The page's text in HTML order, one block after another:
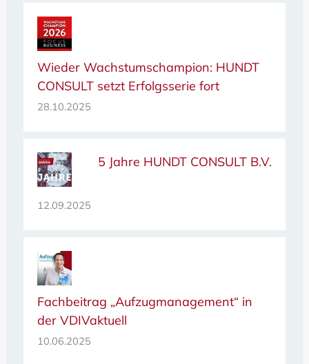
Wieder Wachstumschampion: HUNDT
CONSULT setzt Erfolgsserie fort
28.10.2025
5 Jahre HUNDT CONSULT B.V.
12.09.2025
Fachbeitrag „Aufzugmanagement“ in
der VDIVaktuell
10.06.2025